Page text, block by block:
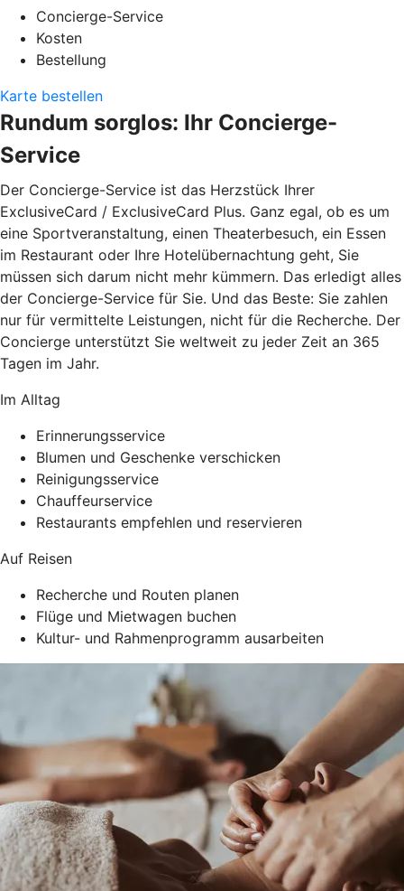
Concierge-Service
Kosten
Bestellung
Karte bestellen
Rundum sorglos: Ihr Concierge-
Service
Der Concierge-Service ist das Herzstück Ihrer
ExclusiveCard / ExclusiveCard Plus. Ganz egal, ob es um
eine Sportveranstaltung, einen Theaterbesuch, ein Essen
im Restaurant oder Ihre Hotelübernachtung geht, Sie
müssen sich darum nicht mehr kümmern. Das erledigt alles
der Concierge-Service für Sie. Und das Beste: Sie zahlen
nur für vermittelte Leistungen, nicht für die Recherche. Der
Concierge unterstützt Sie weltweit zu jeder Zeit an 365
Tagen im Jahr.
Im Alltag
Erinnerungsservice
Blumen und Geschenke verschicken
Reinigungsservice
Chauffeurservice
Restaurants empfehlen und reservieren
Auf Reisen
Recherche und Routen planen
Flüge und Mietwagen buchen
Kultur- und Rahmenprogramm ausarbeiten